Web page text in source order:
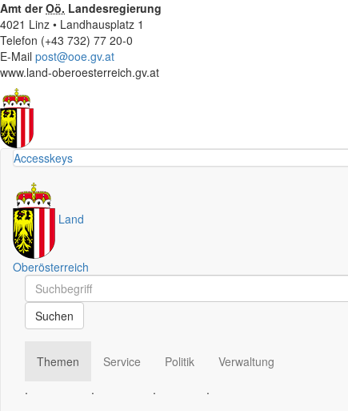
Amt derOö. Landesregierung
4021 Linz • Landhausplatz 1
Telefon (+43 732) 77 20-0
E-Mail post@ooe.gv.at
www.land-oberoesterreich.gv.at
Accesskeys
Land
Oberösterreich
Schnellsuche
Schnellsuche
Suchen
Themen
.
Service
.
Politik
.
Verwaltung
.